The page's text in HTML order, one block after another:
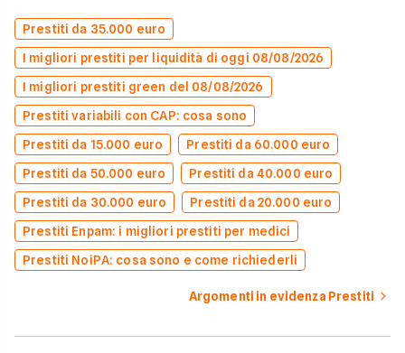
Prestiti da 35.000 euro
I migliori prestiti per liquidità di oggi 08/08/2026
I migliori prestiti green del 08/08/2026
Prestiti variabili con CAP: cosa sono
Prestiti da 15.000 euro
Prestiti da 60.000 euro
Prestiti da 50.000 euro
Prestiti da 40.000 euro
Prestiti da 30.000 euro
Prestiti da 20.000 euro
Prestiti Enpam: i migliori prestiti per medici
Prestiti NoiPA: cosa sono e come richiederli
Argomenti in evidenza Prestiti